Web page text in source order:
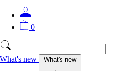
0
What's new What's new